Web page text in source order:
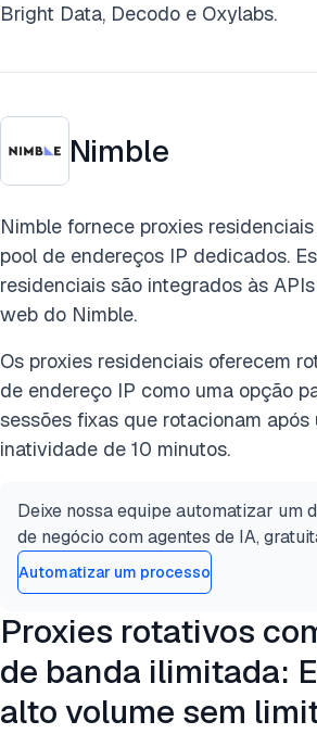
Bright Data, Decodo e Oxylabs.
Nimble
Nimble fornece proxies
pool de endereços IP dedicados.
residenciais são integrados às
web do Nimble.
Os proxies residenciais oferecem
de endereço IP como uma opção
sessões fixas que rotacionam após
inatividade de 10 minutos.
Deixe nossa equipe automatizar um
de negócio com agentes de IA,
Automatizar um processo
Proxies rotativos
de banda ilimitada:
alto volume sem